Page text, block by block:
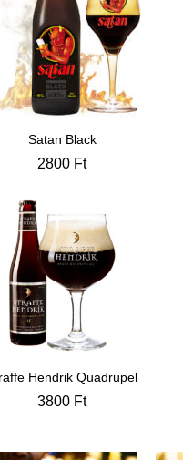
Satan Black
2800 Ft
Hendrik Quadrupel
3800 Ft